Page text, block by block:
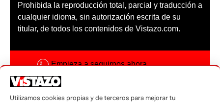
Prohibida la reproducción total, parcial y traducción a
cualquier idioma, sin autorización escrita de su
titular, de todos los contenidos de Vistazo.com.
Empieza a seguirnos ahora
Código ética
Utilizamos cookies propias y de terceros para mejorar tu